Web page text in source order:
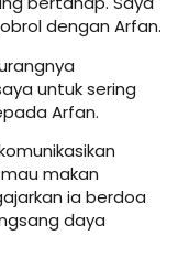
dengan Arfan.
untuk sering
Arfan.
makan
ia berdoa
daya